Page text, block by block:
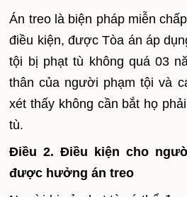
Án treo là biện pháp miễn
điều kiện, được Tòa án áp
tội bị phạt tù không quá 03
thân của người phạm tội và
xét thấy không cần bắt họ
tù.
Điều 2. Điều kiện cho
được hưởng án treo